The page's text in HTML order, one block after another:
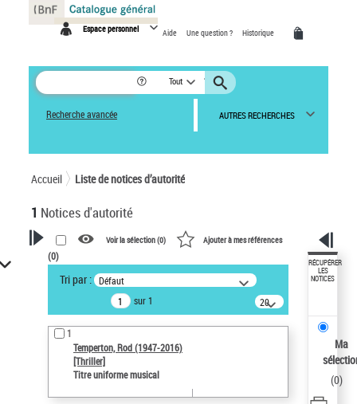
Espace personnel Aide Une question ? Historique
Tout
Recherche avancée AUTRES RECHERCHES
Accueil Liste de notices d’autorité
1 Notices d'autorité
VOTRE RECHERCHE
Recherche avancée dans les
notices d’autorité
Œuvres liées à l'auteur :
Temperton, Rod (1947-2016)
Sauvegarder votre recherche
AFFINER
Voir la sélection (0) Ajouter à mes références
(0)
Tri par : Défaut
sur 1
20
résultats/page
1
Temperton, Rod (1947-2016)
[Thriller]
Titre uniforme musical
RÉCUPÉRER
LES
NOTICES
Ma
(0)
Panneau de gestion des cookies